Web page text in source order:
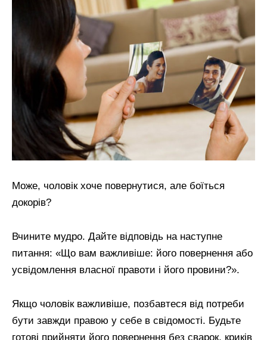
Може, чоловік хоче повернутися, але боїться
докорів?
Вчините мудро. Дайте відповідь на наступне
питання: «Що вам важливіше: його повернення або
усвідомлення власної правоти і його провини?».
Якщо чоловік важливіше, позбавтеся від потреби
бути завжди правою у себе в свідомості. Будьте
готові прийняти його повернення без сварок, криків